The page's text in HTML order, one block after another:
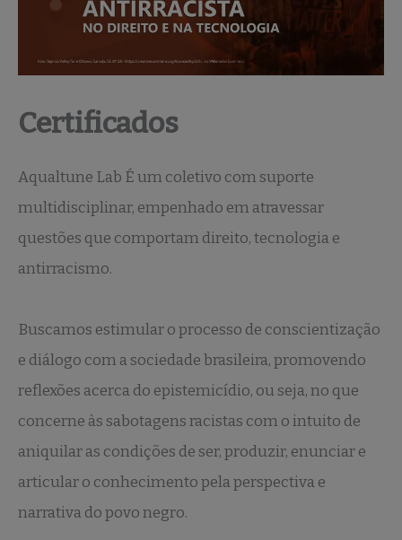
Certificados
Aqualtune Lab É um coletivo com suporte
multidisciplinar, empenhado em atravessar
questões que comportam direito, tecnologia e
antirracismo.
Buscamos estimular o processo de conscientização
e diálogo com a sociedade brasileira, promovendo
reflexões acerca do epistemicídio, ou seja, no que
concerne às sabotagens racistas com o intuito de
aniquilar as condições de ser, produzir, enunciar e
articular o conhecimento pela perspectiva e
narrativa do povo negro.